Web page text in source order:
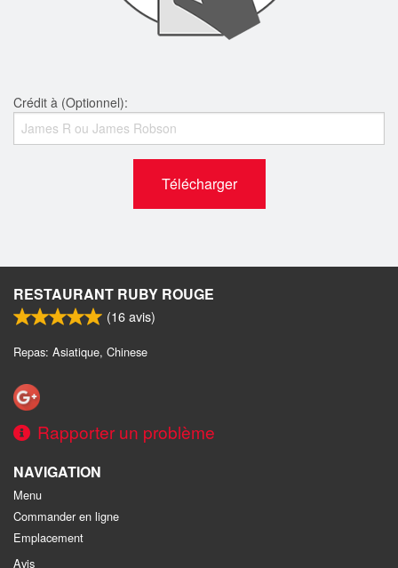
Crédit à (Optionnel):
Télécharger
RESTAURANT RUBY ROUGE
(16avis)
Repas: Asiatique, Chinese
Rapporter un problème
NAVIGATION
Menu
Commander en ligne
Emplacement
Avis